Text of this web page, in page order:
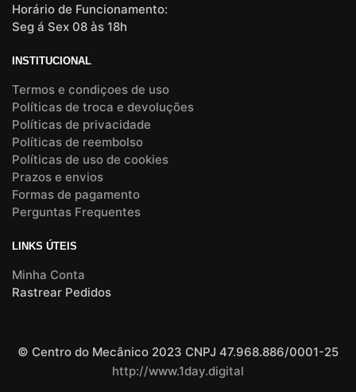
Horário de Funcionamento:
Seg á Sex 08 às 18h
INSTITUCIONAL
Termos e condiçoes de uso
Políticas de troca e devoluções
Políticas de privacidade
Políticas de reembolso
Políticas de uso de cookies
Prazos e envios
Formas de pagamento
Perguntas Frequentes
LINKS ÚTEIS
Minha Conta
Rastrear Pedidos
© Centro do Mecânico 2023 CNPJ 47.968.886/0001-25
http://www.1day.digital